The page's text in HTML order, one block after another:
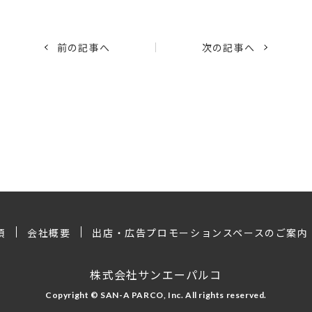
前の記事へ 次の記事へ
会社概要 出店・広告プロモーションスペースのご案内
株式会社サンエーパルコ
Copyright © SAN-A PARCO, Inc. All rights reserved.